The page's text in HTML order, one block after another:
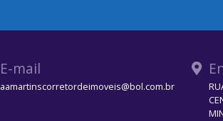
E-mail
aamartinscorretordeimoveis@bol.com.br